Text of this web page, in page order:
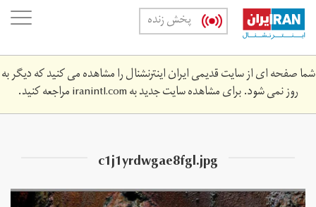
Skip
main
content
پخش زنده
شما صفحه ای از سایت قدیمی ایران اینترنشنال را مشاهده می کنید که دیگر به
روز نمی شود. برای مشاهده سایت جدید بهiranintl.comمراجعه کنید.
c1j1yrdwgae8fgl.jpg